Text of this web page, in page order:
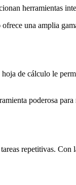
herramientas
una amplia
hoja de cálculo le
poderosa
repetitivas.